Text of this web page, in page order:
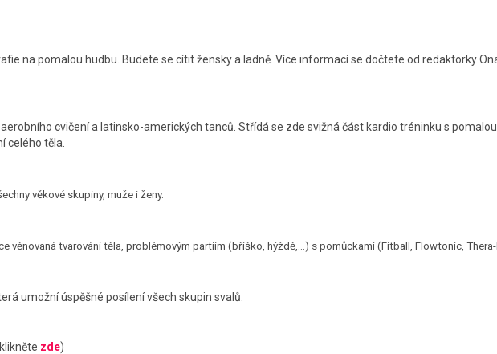
na pomalou hudbu. Budete se cítit žensky a ladně. Více informací se dočtete od redaktorky
cvičení a latinsko-amerických tanců. Střídá se zde svižná část kardio tréninku s
celého těla.
věkové skupiny, muže i ženy.
věnovaná tvarování těla, problémovým partiím (bříško, hýždě,…) s pomůckami (Fitball, Flowtonic,
umožní úspěšné posílení všech skupin svalů.
zde)